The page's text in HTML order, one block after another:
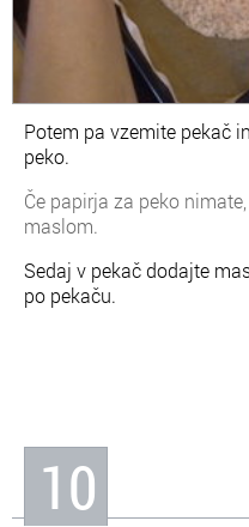
Potem pa vzemite pekač
peko.
Če papirja za peko
maslom.
Sedaj v pekač dodajte
po pekaču.
10